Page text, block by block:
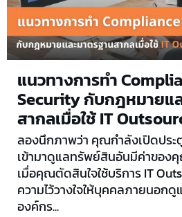
แนวทางการทำ
Security กับกฎหมายแ
สากลเมื่อใช้ IT
ลองนึกภาพว่า คุณกำลังเปิดประ
เข้ามาดูแลทรัพย์สินอันมีค่าของ
เมื่อคุณตัดสินใจใช้บริการ IT
ความไว้วางใจให้บุคคลภายนอ
องค์กร...